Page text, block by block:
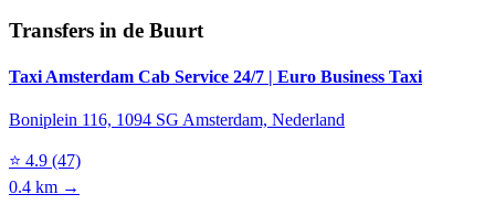
Transfers in de Buurt
Taxi Amsterdam Cab Service 24/7 | Euro Business Taxi
Boniplein 116, 1094 SG Amsterdam, Nederland
⭐ 4.9 (47)
0.4 km →